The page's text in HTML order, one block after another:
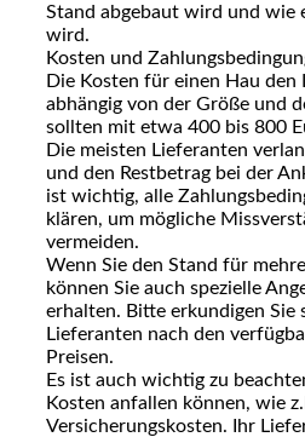
Stand abgebaut wird und wie
wird.
Kosten und
Die Kosten für einen Hau den
abhängig von der Größe und
sollten mit etwa 400 bis 800
Die meisten Lieferanten
und den Restbetrag bei der
ist wichtig, alle
klären, um mögliche
vermeiden.
Wenn Sie den Stand für
können Sie auch spezielle
erhalten. Bitte erkundigen Sie
Lieferanten nach den
Preisen.
Es ist auch wichtig zu
Kosten anfallen können, wie
Versicherungskosten. Ihr